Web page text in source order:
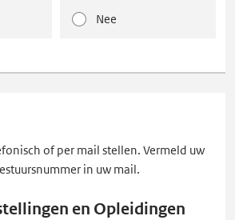
Nee
of per mail stellen. Vermeld uw
in uw mail.
en Opleidingen